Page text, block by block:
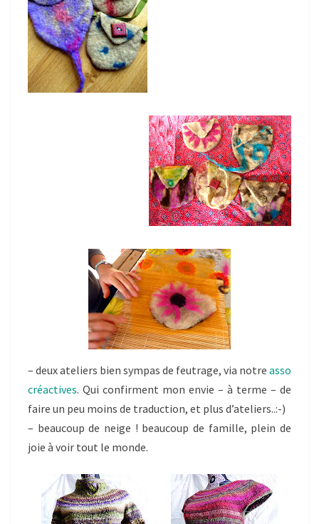
– deux ateliers bien sympas de feutrage, via notre asso
créactives. Qui confirment mon envie – à terme – de
faire un peu moins de traduction, et plus d’ateliers..:-)
– beaucoup de neige ! beaucoup de famille, plein de
joie à voir tout le monde.